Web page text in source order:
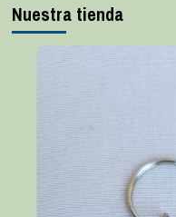
Nuestra tienda